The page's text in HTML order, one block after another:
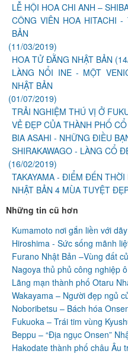
LỄ HỘI HOA CHI ANH –
CÔNG VIÊN HOA HITACHI
BẢN
(11/03/2019)
HOA TỬ ĐẰNG NHẬT BẢN
LÀNG NỔI INE - MỘT
NHẬT BẢN
(01/07/2019)
TRẢI NGHIỆM THÚ VỊ Ở
VẺ ĐẸP CỦA THÀNH PHỐ
BIA ASAHI - NHỮNG ĐIỀU
SHIRAKAWAGO - LÀNG CỔ
(16/02/2019)
TAKAYAMA - ĐIỂM ĐẾN THỜI
NHẬT BẢN 4 MÙA TUYỆT
Những tin cũ hơn
Kumamoto nơi gắn liền với
Hiroshima - Sức sống mãnh
Furano Nhật Bản –Vùng đất
Nagoya thủ phủ công nghiệp
Lãng mạn thành phố Otaru
Wakayama – Người đẹp ngủ
Noboribetsu – Bách hóa
Fukuoka – Trái tim vùng
Beppu – “Địa ngục Onsen”
Hakodate thành phố châu Âu